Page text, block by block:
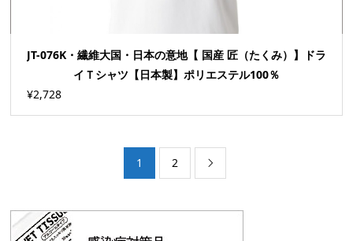
JT-076K・繊維大国・日本の意地【 国産 匠（たくみ）】ドラ
イＴシャツ【日本製】ポリエステル100％
¥2,728
1 2 